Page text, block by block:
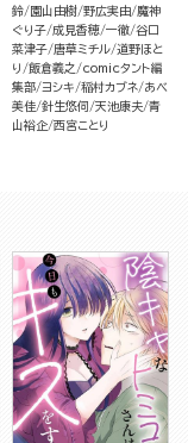
鈴 園山由樹 野広実由 魔神
ぐり子 成見香穂 一徹 谷口
菜津子 唐草ミチル 道野ほと
り
飯倉義之
comicタント編
集部 ヨシキ 稲村カブネ あべ
美佳 針生悠伺 天池康夫 青
山裕企 西宮ことり